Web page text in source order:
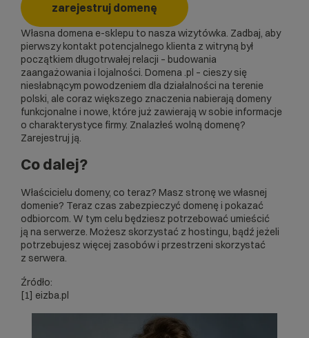
zarejestruj domenę
Własna domena e-sklepu to nasza wizytówka. Zadbaj, aby
pierwszy kontakt potencjalnego klienta z witryną był
początkiem długotrwałej relacji – budowania
zaangażowania i lojalności. Domena .pl – cieszy się
niesłabnącym powodzeniem dla działalności na terenie
polski, ale coraz większego znaczenia nabierają domeny
funkcjonalne i nowe, które już zawierają w sobie informacje
o charakterystyce firmy. Znalazłeś wolną domenę?
Zarejestruj ją.
Co dalej?
Właścicielu domeny, co teraz? Masz stronę we własnej
domenie? Teraz czas zabezpieczyć domenę i pokazać
odbiorcom. W tym celu będziesz potrzebować umieścić
ją na serwerze. Możesz skorzystać z hostingu, bądź jeżeli
potrzebujesz więcej zasobów i przestrzeni skorzystać
z serwera.
Źródło:
[1] eizba.pl